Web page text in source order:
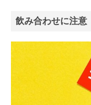
飲み合わせに注意